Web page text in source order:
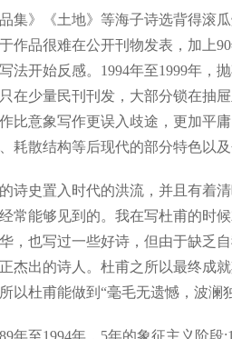
》《土地》等海子诗选背得滚
作品很难在公开刊物发表，加
开始反感。1994年至1999年
少量民刊刊发，大部分锁在抽
意象写作更误入歧途，更加平
耗散结构等后现代的部分特色以
史置入时代的洪流，并且有着
常能够见到的。我在写杜甫的
，也写过一些好诗，但由于缺
杰出的诗人。杜甫之所以最终
杜甫能做到“毫毛无遗憾，波
1994年，5年的象征主义阶段